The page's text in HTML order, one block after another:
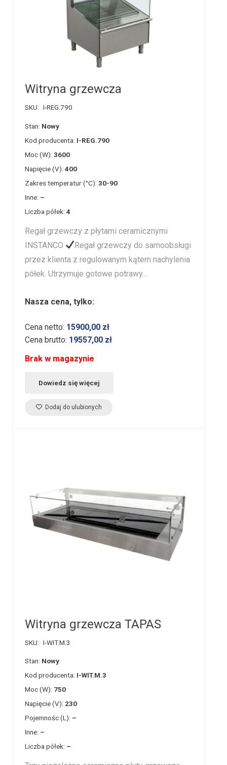
Witryna grzewcza
SKU: I-REG.790
Stan: Nowy
Kod producenta: I-REG.790
Moc (W): 3600
Napięcie (V): 400
Zakres temperatur (°C): 30-90
Inne: –
Liczba półek: 4
Regał grzewczy z płytami ceramicznymi
INSTANCO
Regał grzewczy do samoobsługi
przez klienta z regulowanym kątem nachylenia
półek. Utrzymuje gotowe potrawy…
Nasza cena, tylko:
Cena netto: 15900,00 zł
Cena brutto: 19557,00 zł
Brak w magazynie
Dowiedz się więcej
Dodaj do ulubionych
Witryna grzewcza TAPAS
SKU: I-WIT.M.3
Stan: Nowy
Kod producenta: I-WIT.M.3
Moc (W): 750
Napięcie (V): 230
Pojemnośc (L): –
Inne: –
Liczba półek: –